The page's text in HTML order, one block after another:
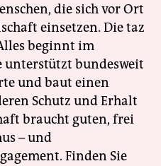
die sich vor Ort
einsetzen. Die taz
beginnt im
unterstützt bundesweit
und baut einen
Schutz und Erhalt
braucht guten, frei
– und
Finden Sie